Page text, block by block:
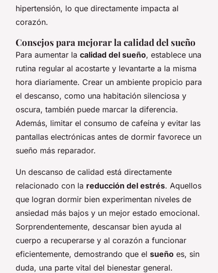
hipertensión, lo que directamente impacta al
corazón.
Consejos para mejorar la calidad del sueño
Para aumentar la calidad del sueño, establece una
rutina regular al acostarte y levantarte a la misma
hora diariamente. Crear un ambiente propicio para
el descanso, como una habitación silenciosa y
oscura, también puede marcar la diferencia.
Además, limitar el consumo de cafeína y evitar las
pantallas electrónicas antes de dormir favorece un
sueño más reparador.
Un descanso de calidad está directamente
relacionado con la reducción del estrés. Aquellos
que logran dormir bien experimentan niveles de
ansiedad más bajos y un mejor estado emocional.
Sorprendentemente, descansar bien ayuda al
cuerpo a recuperarse y al corazón a funcionar
eficientemente, demostrando que el sueño es, sin
duda, una parte vital del bienestar general.